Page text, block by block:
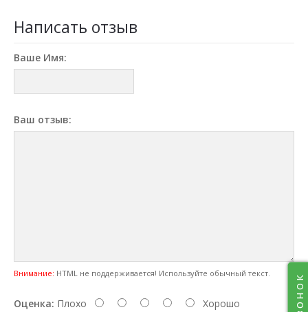
Написать отзыв
Ваше Имя:
Ваш отзыв:
Внимание: HTML не поддерживается! Используйте обычный текст.
Оценка: Плохо Хорошо